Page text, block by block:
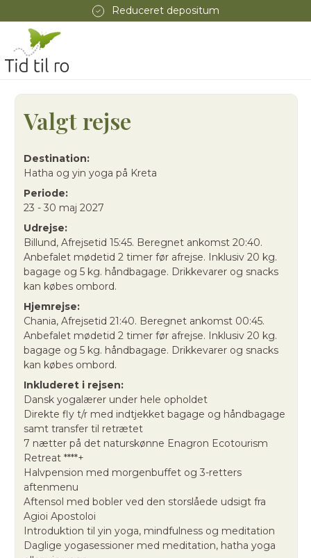
Reduceret depositum
Valgt rejse
Destination:
Hatha og yin yoga på Kreta
Periode:
23 - 30 maj 2027
Udrejse:
Billund, Afrejsetid 15:45. Beregnet ankomst 20:40.
Anbefalet mødetid 2 timer før afrejse. Inklusiv 20 kg.
bagage og 5 kg. håndbagage. Drikkevarer og snacks
kan købes ombord.
Hjemrejse:
Chania, Afrejsetid 21:40. Beregnet ankomst 00:45.
Anbefalet mødetid 2 timer før afrejse. Inklusiv 20 kg.
bagage og 5 kg. håndbagage. Drikkevarer og snacks
kan købes ombord.
Inkluderet i rejsen:
Dansk yogalærer under hele opholdet
Direkte fly t/r med indtjekket bagage og håndbagage
samt transfer til retrætet
7 nætter på det naturskønne Enagron Ecotourism
Retreat ****+
Halvpension med morgenbuffet og 3-retters
aftenmenu
Aftensol med bobler ved den storslåede udsigt fra
Agioi Apostoloi
Introduktion til yin yoga, mindfulness og meditation
Daglige yogasessioner med meditation, hatha yoga